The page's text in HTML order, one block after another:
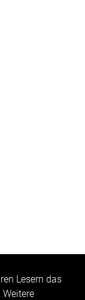
Lesern das
widerrufen